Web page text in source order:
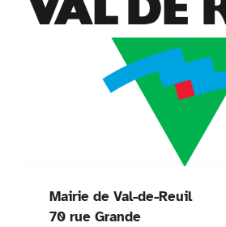
Mairie de Val-de-Reuil
70 rue Grande